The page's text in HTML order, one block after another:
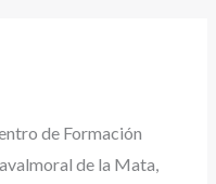
de Formación
de la Mata,